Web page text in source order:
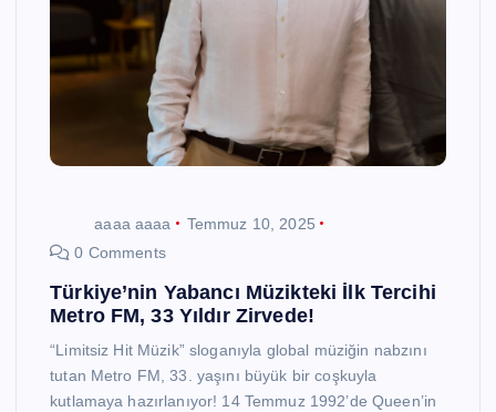
aaaa aaaa
Temmuz 10, 2025
0 Comments
Türkiye’nin Yabancı Müzikteki İlk Tercihi
Metro FM, 33 Yıldır Zirvede!
“Limitsiz Hit Müzik” sloganıyla global müziğin nabzını
tutan Metro FM, 33. yaşını büyük bir coşkuyla
kutlamaya hazırlanıyor! 14 Temmuz 1992’de Queen’in